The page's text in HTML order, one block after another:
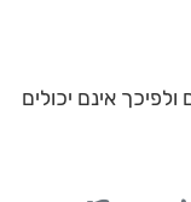
ולפיכך אינם יכולים